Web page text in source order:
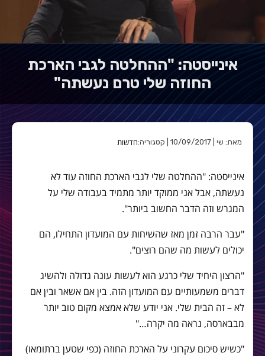
אינייסטה: "ההחלטה לגבי הארכת
החוזה שלי טרם נעשתה"
מאת: שי | 10/09/2017 | קטגוריה: חדשות
אינייסטה: "ההחלטה שלי לגבי הארכת החוזה עוד לא
נעשתה, אבל אני ממוקד יותר מתמיד בעבודה שלי על
המגרש וזה הדבר החשוב ביותר".
"עבר הרבה זמן מאז שהשיחות עם המועדון התחילו, הם
יכולים לעשות מה שהם רוצים".
"הרצון היחיד שלי כרגע הוא לעשות עונה גדולה ולהשיג
דברים משמעותיים עם המועדון הזה. בין אם אשאר ובין אם
לא – זה הבית שלי. אני יודע שלא אמצא מקום טוב יותר
מבבארסה, נראה מה יקרה…"
"כשיש סיכום עקרוני על הארכת החוזה (כפי שטען ברתומאו)